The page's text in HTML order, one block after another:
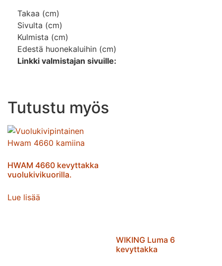
Takaa (cm)
Sivulta (cm)
Kulmista (cm)
Edestä huonekaluihin (cm)
Linkki valmistajan sivuille:
Tutustu myös
HWAM 4660 kevyttakka
vuolukivikuorilla.
Lue lisää
WIKING Luma 6
kevyttakka